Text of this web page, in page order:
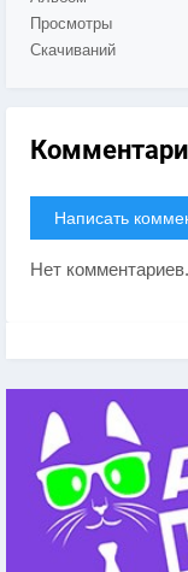
Просмотры
Скачиваний
Написать
Нет